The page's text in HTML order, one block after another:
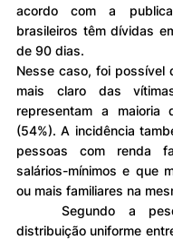
acordo com a
brasileiros têm dívidas
de 90 dias.
Nesse caso, foi possível
mais claro das
representam a maioria
(54%). A incidência
pessoas com renda
salários-mínimos e que
ou mais familiares na
	Segundo a pesquisa, há uma
distribuição uniforme